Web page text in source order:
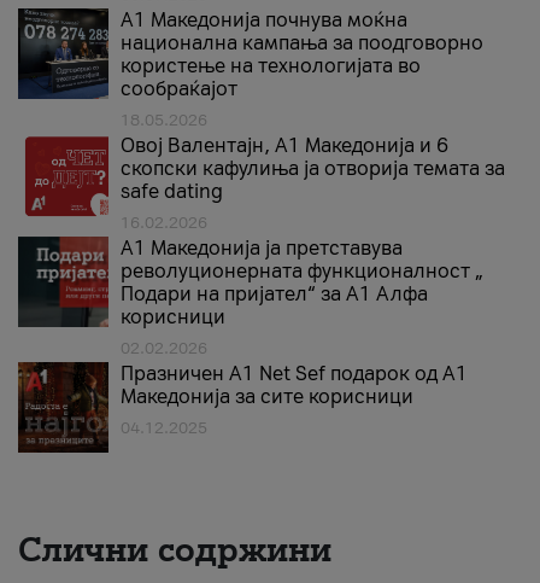
A1 Македонија почнува моќна
национална кампања за поодговорно
користење на технологијата во
сообраќајот
18.05.2026
Овој Валентајн, A1 Македонија и 6
скопски кафулиња ја отворија темата за
safe dating
16.02.2026
А1 Македонија ја претставува
револуционерната функционалност „
Подари на пријател“ за А1 Алфа
корисници
02.02.2026
Празничен A1 Net Sеf подарок од А1
Македонија за сите корисници
04.12.2025
Слични содржини